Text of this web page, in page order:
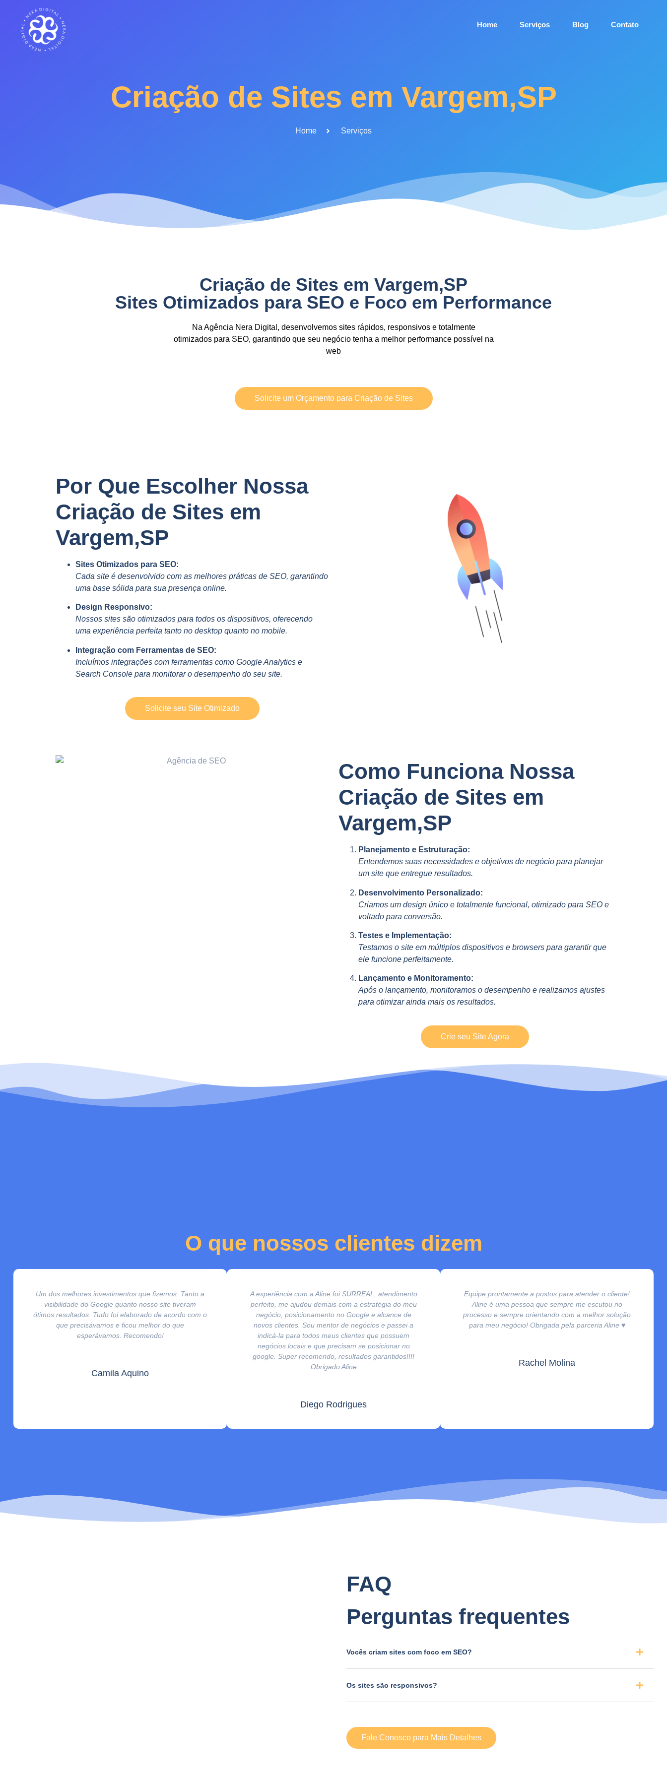
Home Serviços Blog Contato
Criação de Sites em Vargem,SP
Home Serviços
Criação de Sites em Vargem,SP
Sites Otimizados para SEO e Foco em Performance
Na Agência Nera Digital, desenvolvemos sitesrápidos, responsivos e totalmente
otimizados para SEO, garantindo que seu negócio tenha a melhor performance possível na
web
Solicite um Orçamento para Criação de Sites
Por Que Escolher Nossa
Criação de Sites em
Vargem,SP
Sites Otimizados para SEO:
Cada site é desenvolvido com as melhores práticas de SEO, garantindo
uma base sólida para sua presença online.
Design Responsivo:
Nossos sites são otimizados para todos os dispositivos, oferecendo
uma experiência perfeita tanto no desktop quanto no mobile.
Integração com Ferramentas de SEO:
Incluímos integrações com ferramentas como Google Analytics e
Search Console para monitorar o desempenho do seu site.
Solicite seu Site Otimizado
Como Funciona Nossa
Criação de Sites em
Vargem,SP
Planejamento e Estruturação:
Entendemos suas necessidades e objetivos de negócio para planejar
um site que entregue resultados.
Desenvolvimento Personalizado:
Criamos um design único e totalmente funcional, otimizado para SEO e
voltado para conversão.
Testes e Implementação:
Testamos o site em múltiplos dispositivos e browsers para garantir que
ele funcione perfeitamente.
Lançamento e Monitoramento:
Após o lançamento, monitoramos o desempenho e realizamos ajustes
para otimizar ainda mais os resultados.
Crie seu Site Agora
O que nossos clientes dizem
Um dos melhores investimentos que fizemos. Tanto a
visibilidade do Google quanto nosso site tiveram
ótimos resultados. Tudo foi elaborado de acordo com o
que precisávamos e ficou melhor do que
esperávamos. Recomendo!
Camila Aquino
A experiência com a Aline foi SURREAL, atendimento
perfeito, me ajudou demais com a estratégia do meu
negócio, posicionamento no Google e alcance de
novos clientes. Sou mentor de negócios e passei a
indicá-la para todos meus clientes que possuem
negócios locais e que precisam se posicionar no
google. Super recomendo, resultados garantidos!!!!
Obrigado Aline
Diego Rodrigues
Equipe prontamente a postos para atender o cliente!
Aline é uma pessoa que sempre me escutou no
processo e sempre orientando com a melhor solução
para meu negócio! Obrigada pela parceria Aline ♥️
Rachel Molina
FAQ
Perguntas frequentes
Vocês criam sites com foco em SEO?
Os sites são responsivos?
Fale Conosco para Mais Detalhes